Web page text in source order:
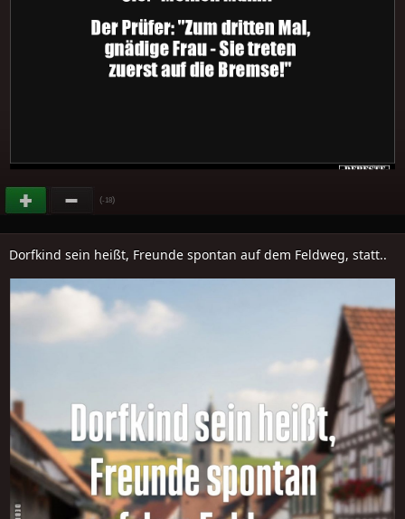
(-18)
Dorfkind sein heißt, Freunde spontan auf dem Feldweg, statt..